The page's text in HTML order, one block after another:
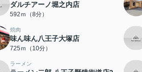
ダルチアーノ堀之内店
592ｍ（8分）
焼肉
味ん味ん八王子大塚店
725ｍ（10分）
ラーメン